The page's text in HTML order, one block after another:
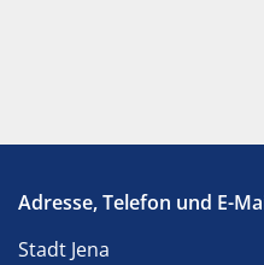
Adresse, Telefon und E-
Stadt Jena